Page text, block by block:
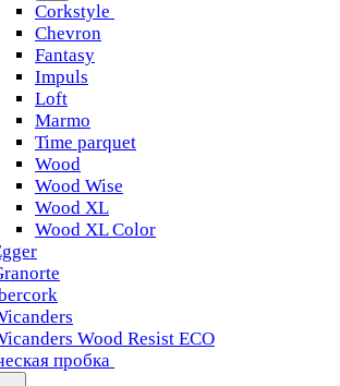
Corkstyle
Chevron
Fantasy
Impuls
Loft
Marmo
Time parquet
Wood
Wood Wise
Wood XL
Wood XL Color
Wood Resist ECO
пробка